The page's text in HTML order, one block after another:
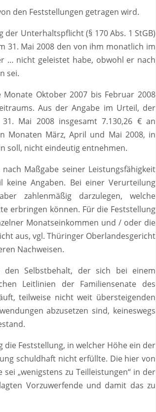
den Feststellungen getragen wird.
Unterhaltspflicht (§ 170 Abs. 1 StGB)
31. Mai 2008 den von ihm monatlich im
… nicht geleistet habe, obwohl er nach
sei.
Oktober 2007 bis Februar 2008
Aus der Angabe im Urteil, der
Mai 2008 insgesamt 7.130,26 € an
Monaten März, April und Mai 2008, in
soll, nicht eindeutig entnehmen.
Maßgabe seiner Leistungsfähigkeit
keine Angaben. Bei einer Verurteilung
zahlenmäßig darzulegen, welche
erbringen können. Für die Feststellung
Monatseinkommen und / oder die
aus, vgl. Thüringer Oberlandesgericht
Nachweisen.
Selbstbehalt, der sich bei einem
Leitlinien der Familiensenate des
teilweise nicht weit übersteigenden
abzusetzen sind, keineswegs
Feststellung, in welcher Höhe ein der
schuldhaft nicht erfüllte. Die hier von
„wenigstens zu Teilleistungen“ in der
Vorzuwerfende und damit das zu